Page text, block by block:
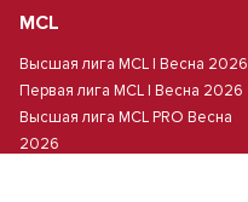
MCL
Высшая лига MCL | Весна 2026
Первая лига MCL | Весна 2026
Высшая лига MCL PRO Весна
2026